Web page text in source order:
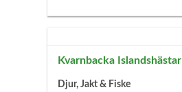
Kvarnbacka Islandshästar
Djur, Jakt & Fiske